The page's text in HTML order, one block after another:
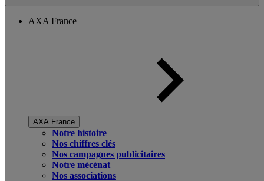
AXA France
AXA France
Notre histoire
Nos chiffres clés
Nos campagnes publicitaires
Notre mécénat
Nos associations